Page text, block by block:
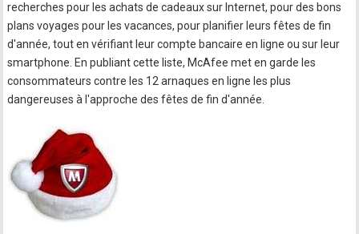
recherches pour les achats de cadeaux sur Internet, pour des bons
plans voyages pour les vacances, pour planifier leurs fêtes de fin
d'année, tout en vérifiant leur compte bancaire en ligne ou sur leur
smartphone. En publiant cette liste, McAfee met en garde les
consommateurs contre les 12 arnaques en ligne les plus
dangereuses à l'approche des fêtes de fin d'année.